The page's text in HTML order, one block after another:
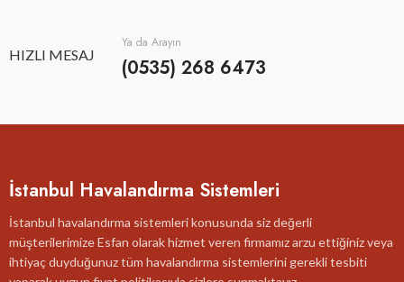
HIZLI MESAJ
Ya da Arayın
(0535) 268 6473
İstanbul Havalandırma Sistemleri
İstanbul havalandırma sistemleri konusunda siz değerli
müşterilerimize Esfan olarak hizmet veren firmamız arzu ettiğiniz veya
ihtiyaç duyduğunuz tüm havalandırma sistemlerini gerekli tesbiti